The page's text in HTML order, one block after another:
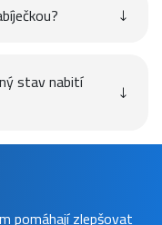
stav nabití
pomáhají zlepšovat